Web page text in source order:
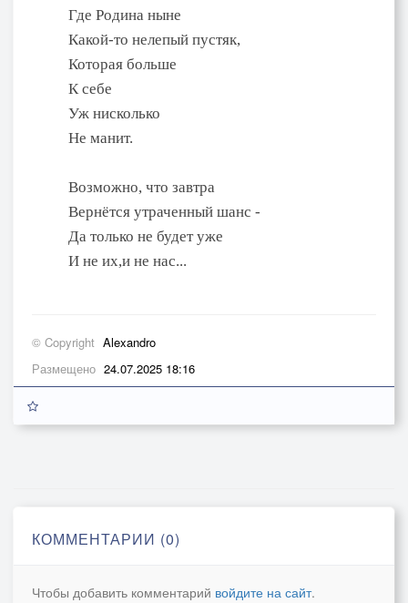
Где Родина ныне
Какой-то нелепый пустяк,
Которая больше
К себе
Уж нисколько
Не манит.
Возможно, что завтра
Вернётся утраченный шанс -
Да только не будет уже
И не их,и не нас...
© Copyright Alexandro
Размещено 24.07.2025 18:16
КОММЕНТАРИИ (0)
Чтобы добавить комментарий войдите на сайт.